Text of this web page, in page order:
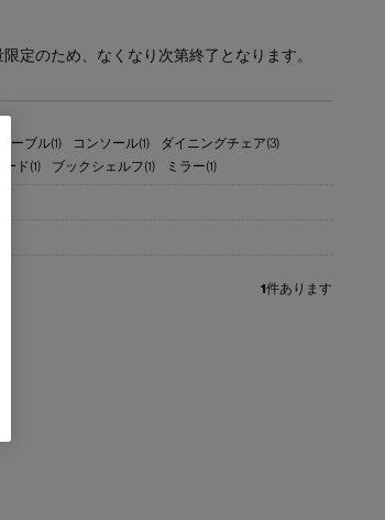
定のため、なくなり次第終了となります。
ーブル(1) コンソール(1)
ダイニングチェア(3)
ード(1) ブックシェルフ(1) ミラー(1)
1件あります